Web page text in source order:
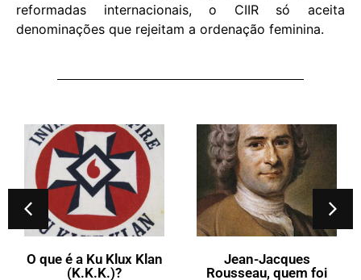
reformadas internacionais, o CIIR só aceita
denominações que rejeitam a ordenação feminina.
Jean-Jacques
Rousseau, quem foi
O que vem a ser a Flor-
de-Lis?